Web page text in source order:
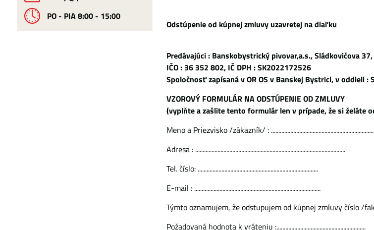
Odstúpenie od kúpnej zmluvy uzavretej na diaľku
Predávajúci : Banskobystrický pivovar,a.s., Sládkovičova
IČO : 36 352 802, IČ DPH : SK2022172526
Spoločnosť zapísaná v OR OS v Banskej Bystrici, v oddieli :
VZOROVÝ FORMULÁR NA ODSTÚPENIE OD ZMLUVY
(vyplňte a zašlite tento formulár len v prípade, že si želáte
Meno a Priezvisko /zákazník/ :
Adresa : .....................................................................................................
Tel. číslo: .................................................................................
E-mail : .....................................................................................
Týmto oznamujem, že odstupujem od kúpnej zmluvy číslo /
Požadovaná hodnota k vráteniu :............................................................
PO - PIA 8:00 - 15:00